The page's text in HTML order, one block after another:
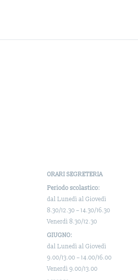
ORARI SEGRETERIA
Periodo scolastico:
dal Lunedì al Giovedì
8.30/12.30 – 14.30/16.30
Venerdì 8.30/12.30
GIUGNO:
dal Lunedì al Giovedì
9.00/13.00 – 14.00/16.00
Venerdì 9.00/13.00